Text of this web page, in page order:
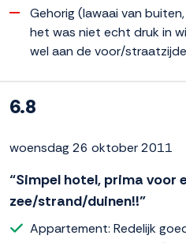
Gehorig (lawaai van
het was niet echt druk in
wel aan de voor/
6.8
woensdag 26 oktober 2011
“Simpel hotel, prima voor
zee/strand/duinen!!”
Appartement: Redelijk